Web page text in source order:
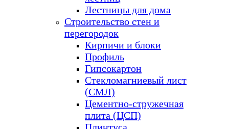
Лестницы для дома
Строительство стен и
перегородок
Кирпичи и блоки
Профиль
Гипсокартон
Стекломагниевый лист
(СМЛ)
Цементно-стружечная
плита (ЦСП)